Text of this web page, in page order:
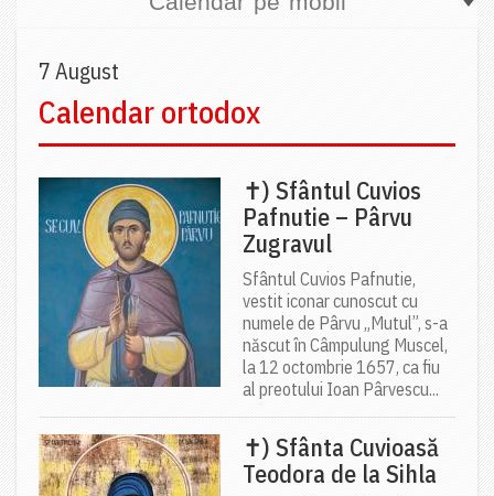
7 August
Calendar ortodox
✝) Sfântul Cuvios
Pafnutie – Pârvu
Zugravul
Sfântul Cuvios Pafnutie,
vestit iconar cunoscut cu
numele de Pârvu „Mutul”, s-a
născut în Câmpulung Muscel,
la 12 octombrie 1657, ca fiu
al preotului Ioan Pârvescu...
✝) Sfânta Cuvioasă
Teodora de la Sihla